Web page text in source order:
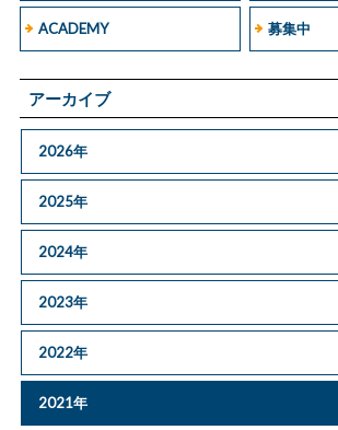
ACADEMY 募集中
アーカイブ
2026年
2025年
2024年
2023年
2022年
2021年